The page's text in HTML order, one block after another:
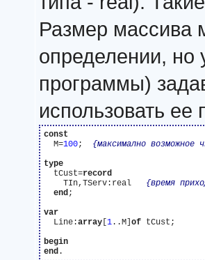
Размер массива
определении, но
программы)
использовать ее
const
  M=
100; {максимално возможное
type
  tCust=
record
    TIn,TServ:real
{время
end;
var
  Line:
array[ 1..M] of tCust;
begin
end